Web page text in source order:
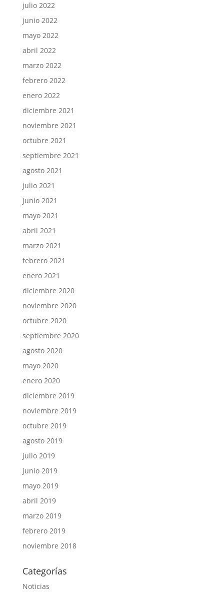
julio 2022
junio 2022
mayo 2022
abril 2022
marzo 2022
febrero 2022
enero 2022
diciembre 2021
noviembre 2021
octubre 2021
septiembre 2021
agosto 2021
julio 2021
junio 2021
mayo 2021
abril 2021
marzo 2021
febrero 2021
enero 2021
diciembre 2020
noviembre 2020
octubre 2020
septiembre 2020
agosto 2020
mayo 2020
enero 2020
diciembre 2019
noviembre 2019
octubre 2019
agosto 2019
julio 2019
junio 2019
mayo 2019
abril 2019
marzo 2019
febrero 2019
noviembre 2018
Categorías
Noticias